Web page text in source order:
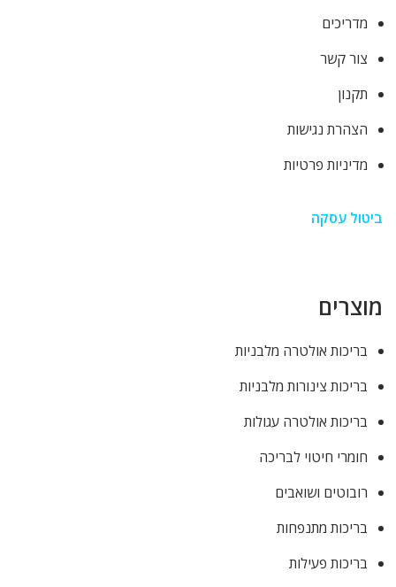
מדריכים
צור קשר
תקנון
הצהרת נגישות
מדיניות פרטיות
ביטול עסקה
מוצרים
בריכות אולטרה מלבניות
בריכות צינורות מלבניות
בריכות אולטרה עגולות
חומרי חיטוי לבריכה
רובוטים ושואבים
בריכות מתנפחות
בריכות פעילות